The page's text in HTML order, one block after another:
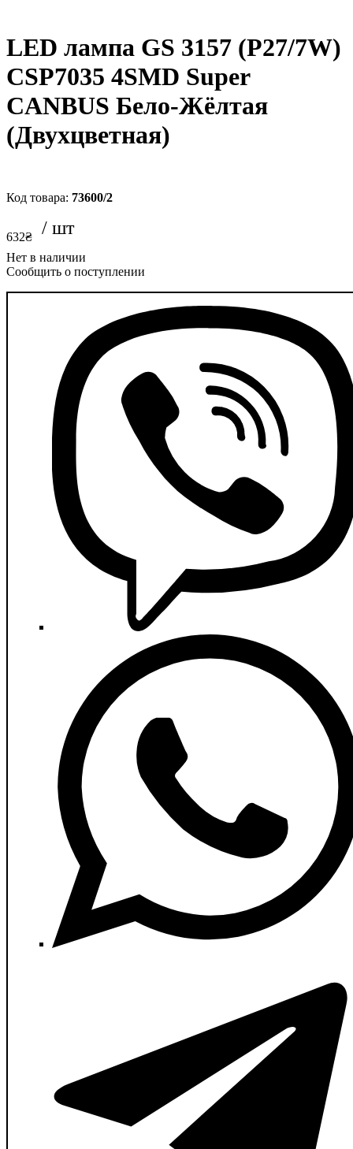
LED лампа GS 3157 (P27/7W)
CSP7035 4SMD Super
CANBUS Бело-Жёлтая
(Двухцветная)
73600/2
632₴
Сообщить о поступлении